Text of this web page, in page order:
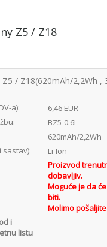
Z5 / Z18
/ Z18(620mAh/2,2Wh ,
a):
6,46 EUR
BZ5-0.6L
620mAh/2,2Wh
sastav):
Li-Ion
Proizvod
dobavljiv.
Moguće je da
biti.
Molimo
i
listu